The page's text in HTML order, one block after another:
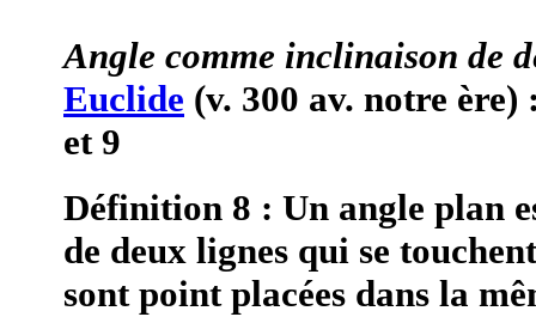
Angle comme inclinaison de
Euclide (v. 300 av. notre ère)
et 9
Définition 8 : Un angle plan
de deux lignes qui se
sont point placées dans la